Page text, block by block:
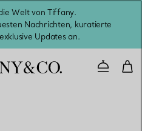
Welt von Tiffany.
Nachrichten, kuratierte
Updates an.